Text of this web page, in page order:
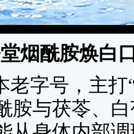
烟酰胺焕白
老字号，主
胺与茯苓、